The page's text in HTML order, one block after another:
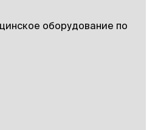
оборудование по